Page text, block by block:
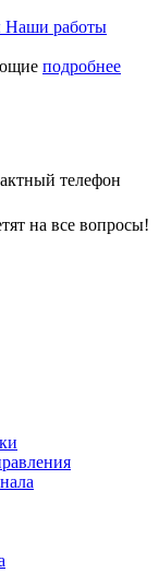
Наши работы
подробнее
телефон
на все вопросы!